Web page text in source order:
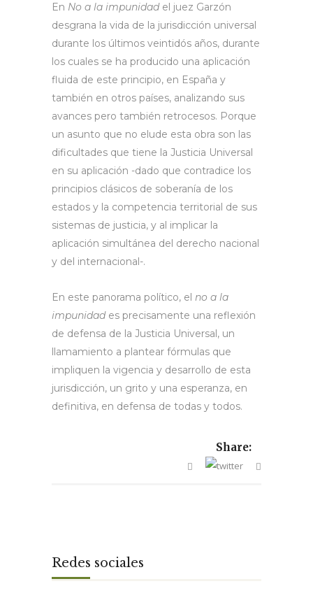
En No a la impunidadel juez Garzón
desgrana la vida de la jurisdicción universal
durante los últimos veintidós años, durante
los cuales se ha producido una aplicación
fluida de este principio, en España y
también en otros países, analizando sus
avances pero también retrocesos. Porque
un asunto que no elude esta obra son las
dificultades que tiene la Justicia Universal
en su aplicación -dado que contradice los
principios clásicos de soberanía de los
estados y la competencia territorial de sus
sistemas de justicia, y al implicar la
aplicación simultánea del derecho nacional
y del internacional-.
En este panorama político, el no a la
impunidades precisamente una reflexión
de defensa de la Justicia Universal, un
llamamiento a plantear fórmulas que
impliquen la vigencia y desarrollo de esta
jurisdicción, un grito y una esperanza, en
definitiva, en defensa de todas y todos.
Share:
Redes sociales